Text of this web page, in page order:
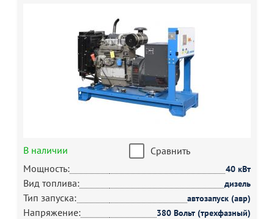
В наличии
Сравнить
Мощность:
40 кВт
Вид топлива: дизель
Тип запуска: автозапуск (авр)
Напряжение: 380 Вольт (трехфазный)